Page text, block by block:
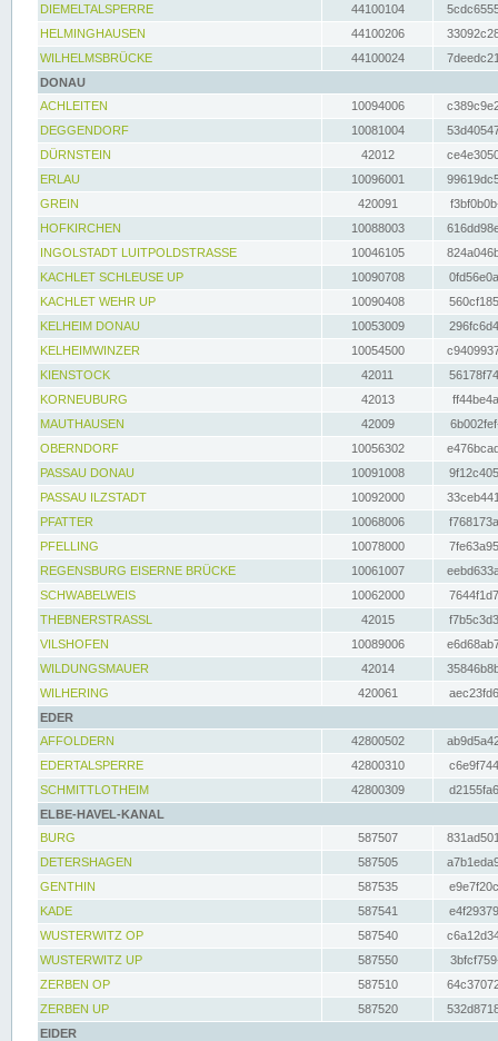
DIEMELTALSPERRE
44100104
HELMINGHAUSEN
44100206
WILHELMSBRÜCKE
44100024
DONAU
ACHLEITEN
10094006
DEGGENDORF
10081004
DÜRNSTEIN
42012
ERLAU
10096001
GREIN
420091
HOFKIRCHEN
10088003
INGOLSTADT LUITPOLDSTRASSE
10046105
KACHLET SCHLEUSE UP
10090708
KACHLET WEHR UP
10090408
KELHEIM DONAU
10053009
KELHEIMWINZER
10054500
KIENSTOCK
42011
KORNEUBURG
42013
MAUTHAUSEN
42009
OBERNDORF
10056302
PASSAU DONAU
10091008
PASSAU ILZSTADT
10092000
PFATTER
10068006
PFELLING
10078000
REGENSBURG EISERNE BRÜCKE
10061007
SCHWABELWEIS
10062000
THEBNERSTRASSL
42015
VILSHOFEN
10089006
WILDUNGSMAUER
42014
WILHERING
420061
EDER
AFFOLDERN
42800502
EDERTALSPERRE
42800310
SCHMITTLOTHEIM
42800309
ELBE-HAVEL-KANAL
BURG
587507
DETERSHAGEN
587505
GENTHIN
587535
KADE
587541
WUSTERWITZ OP
587540
WUSTERWITZ UP
587550
ZERBEN OP
587510
ZERBEN UP
587520
EIDER